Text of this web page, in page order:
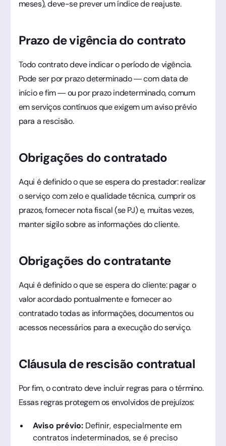
meses), deve-se prever um índice de reajuste.
Prazo de vigência do contrato
Todo contrato deve indicar o período de vigência.
Pode ser por prazo determinado — com data de
início e fim — ou por prazo indeterminado, comum
em serviços contínuos que exigem um aviso prévio
para a rescisão.
Obrigações do contratado
Aqui é definido o que se espera do prestador: realizar
o serviço com zelo e qualidade técnica, cumprir os
prazos, fornecer nota fiscal (se PJ) e, muitas vezes,
manter sigilo sobre as informações do cliente.
Obrigações do contratante
Aqui é definido o que se espera do cliente: pagar o
valor acordado pontualmente e fornecer ao
contratado todas as informações, documentos ou
acessos necessários para a execução do serviço.
Cláusula de rescisão contratual
Por fim, o contrato deve incluir regras para o término.
Essas regras protegem os envolvidos de prejuízos:
Aviso prévio:Definir, especialmente em
contratos indeterminados, se é preciso